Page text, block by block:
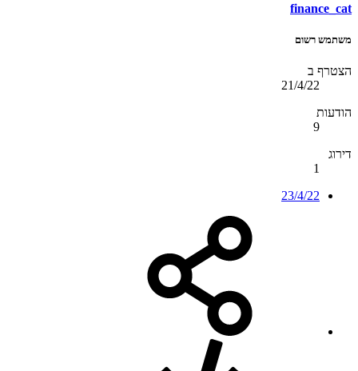
finance_cat
משתמש רשום
הצטרף ב
21/4/22
הודעות
9
דירוג
1
23/4/22